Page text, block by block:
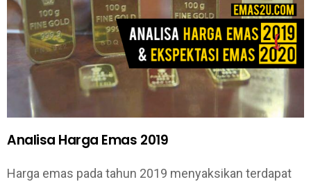
Analisa Harga Emas 2019
Harga emas pada tahun 2019 menyaksikan terdapat